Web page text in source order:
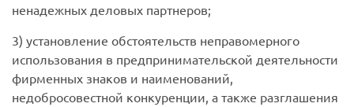
ненадежных деловых партнеров;
3) установление обстоятельств неправомерного
использования в предпринимательской деятельности
фирменных знаков и наименований,
недобросовестной конкуренции, а также разглашения